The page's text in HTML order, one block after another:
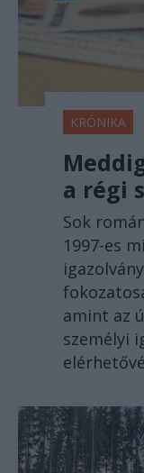
KRÓNIKA
a régi
Sok
1997-es
amint az
személyi